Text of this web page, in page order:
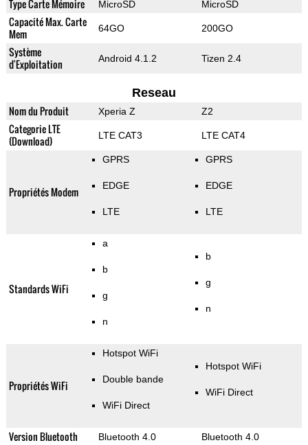
Type Carte Mémoire MicroSD MicroSD
Capacité Max. Carte
Mem
64GO 200GO
Système
d'Exploitation
Android 4.1.2 Tizen 2.4
Reseau
Nom du Produit Xperia Z Z2
Categorie LTE
(Download)
LTE CAT3 LTE CAT4
Propriétés Modem
GPRS
EDGE
LTE
GPRS
EDGE
LTE
Standards WiFi
a
b
g
n
b
g
n
Propriétés WiFi
Hotspot WiFi
Double bande
WiFi Direct
Hotspot WiFi
WiFi Direct
Version Bluetooth Bluetooth 4.0 Bluetooth 4.0